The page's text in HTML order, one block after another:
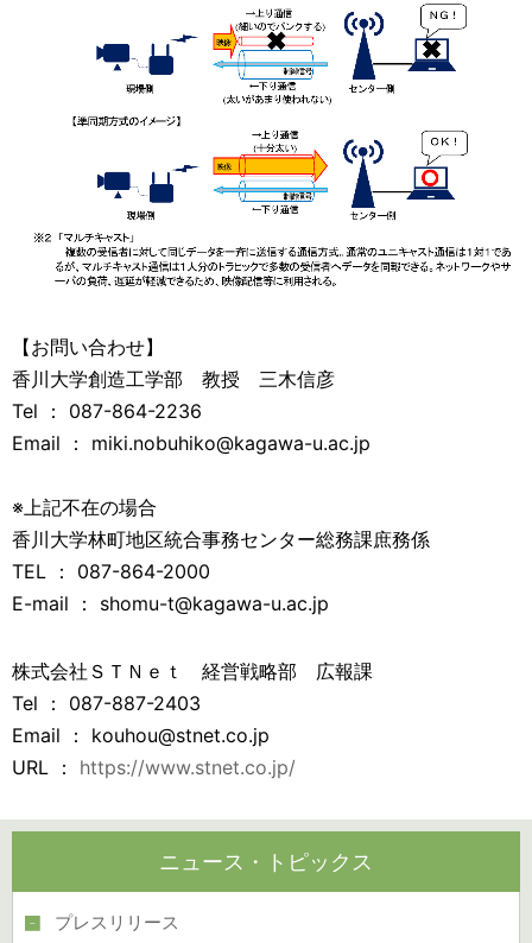
【お問い合わせ】
香川大学創造工学部 教授 三木信彦
Tel ： 087-864-2236
Email ： miki.nobuhiko@kagawa-u.ac.jp
※上記不在の場合
香川大学林町地区統合事務センター総務課庶務係
TEL ： 087-864-2000
E-mail ： shomu-t@kagawa-u.ac.jp
株式会社ＳＴＮｅｔ 経営戦略部 広報課
Tel ： 087-887-2403
Email ： kouhou@stnet.co.jp
URL ：
https://www.stnet.co.jp/
ニュース・トピックス
プレスリリース